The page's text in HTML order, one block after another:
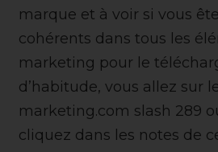
marque et à voir si vous
cohérents dans tous les
marketing pour le
d’habitude, vous allez sur
marketing.com slash 289
cliquez dans les notes de